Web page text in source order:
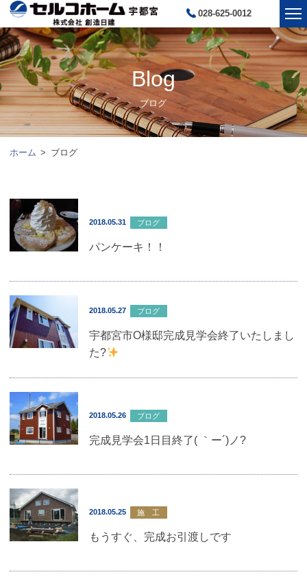
028-625-0012
Blog
ブログ
ホーム ブログ
2018.05.31 ブログ
パンケーキ！！
2018.05.27 ブログ
宇都宮市O様邸完成見学会終了いたしまし
た?
2018.05.26 ブログ
完成見学会1日目終了( ｀ー´)ノ?
2018.05.25 施 工
もうすぐ、完成お引渡しです